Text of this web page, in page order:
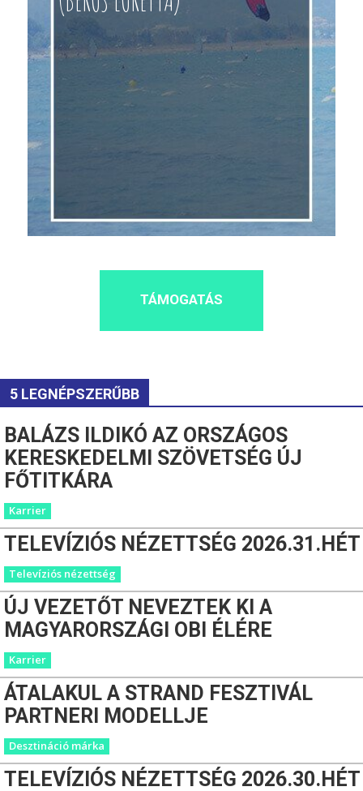
TÁMOGATÁS
5 LEGNÉPSZERŰBB
BALÁZS ILDIKÓ AZ ORSZÁGOS
KERESKEDELMI SZÖVETSÉG ÚJ
FŐTITKÁRA
Karrier
TELEVÍZIÓS NÉZETTSÉG 2026.31.HÉT
Televíziós nézettség
ÚJ VEZETŐT NEVEZTEK KI A
MAGYARORSZÁGI OBI ÉLÉRE
Karrier
ÁTALAKUL A STRAND FESZTIVÁL
PARTNERI MODELLJE
Desztináció márka
TELEVÍZIÓS NÉZETTSÉG 2026.30.HÉT